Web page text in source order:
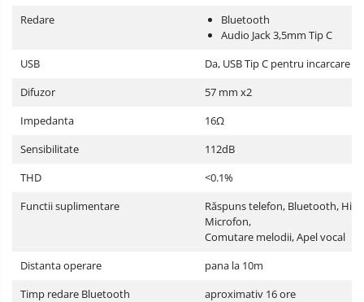
Redare
Bluetooth
Audio Jack 3,5mm Tip C
USB
Da, USB Tip C pentru incarcare
Difuzor
57 mm x2
Impedanta
16Ω
Sensibilitate
112dB
THD
<0.1%
Functii suplimentare
Răspuns telefon, Bluetooth, Hi Fi,
Microfon,
Comutare melodii, Apel vocal
Distanta operare
pana la 10m
Timp redare Bluetooth
aproximativ 16 ore